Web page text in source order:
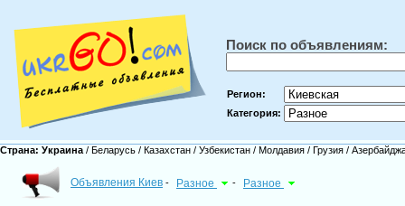
Поиск по объявлениям:
Регион:
Категория:
Страна: Украина / Беларусь / Казахстан / Узбекистан / Молдавия / Грузия /
Объявления Киев - Разное - Разное